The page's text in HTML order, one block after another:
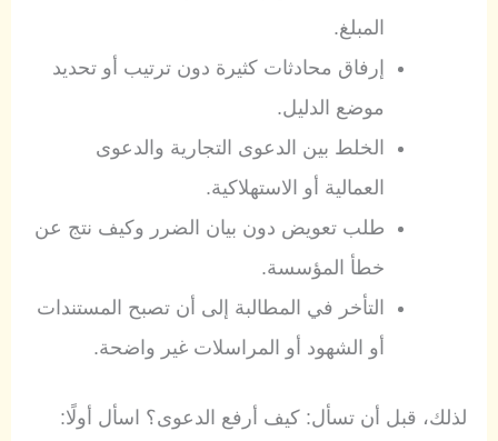
المبلغ.
إرفاق محادثات كثيرة دون ترتيب أو تحديد
موضع الدليل.
الخلط بين الدعوى التجارية والدعوى
العمالية أو الاستهلاكية.
طلب تعويض دون بيان الضرر وكيف نتج عن
خطأ المؤسسة.
التأخر في المطالبة إلى أن تصبح المستندات
أو الشهود أو المراسلات غير واضحة.
لذلك، قبل أن تسأل: كيف أرفع الدعوى؟ اسأل أولًا: